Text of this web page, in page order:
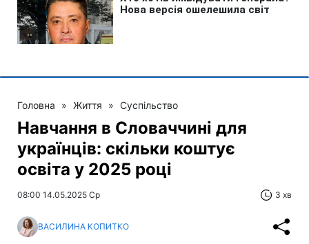
Головна » Життя » Суспільство
Навчання в Словаччині для
українців: скільки коштує
освіта у 2025 році
08:00 14.05.2025 Ср 3 хв
ВАСИЛИНА КОПИТКО